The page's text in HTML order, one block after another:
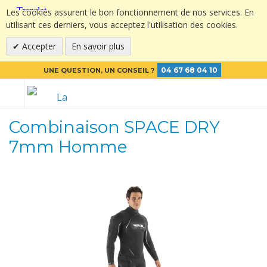
Les cookies assurent le bon fonctionnement de nos services. En
utilisant ces derniers, vous acceptez l'utilisation des cookies.
Accepter
En savoir plus
UNE QUESTION, UN CONSEIL ? 04 67 68 04 10
Combinaison SPACE DRY
7mm Homme